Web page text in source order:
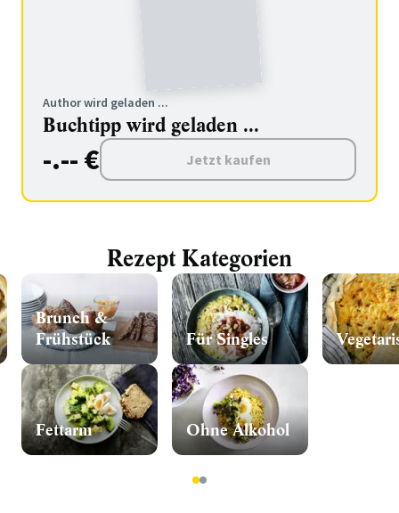
Author wird geladen ...
Buchtipp wird geladen ...
-.-- € Jetzt kaufen
Rezept Kategorien
Brunch &
Frühstück
Fettarm
Für Singles
Ohne Alkohol
12